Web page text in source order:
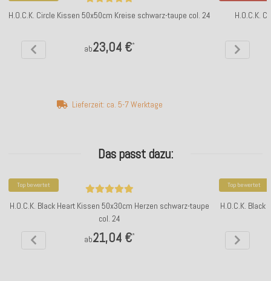
H.O.C.K. Circle Kissen 50x50cm Kreise schwarz-taupe col. 24
ab23,04 €*
Lieferzeit: ca. 5-7 Werktage
H.O.C.K.
Das passt dazu:
Top bewertet
H.O.C.K. Black Heart Kissen 50x30cm Herzen schwarz-taupe
col. 24
ab21,04 €*
Top bewertet
H.O.C.K.